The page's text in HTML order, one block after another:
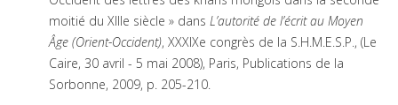
moitié du XIIIe siècle » dans L’autorité de l’écrit au Moyen
Âge (Orient-Occident), XXXIXe congrès de la S.H.M.E.S.P., (Le
Caire, 30 avril - 5 mai 2008), Paris, Publications de la
Sorbonne, 2009, p. 205-210.